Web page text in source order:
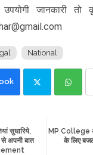
जानकारी तो
National
ats
MP College
के लिए
सुधारिये,
अपनी बात